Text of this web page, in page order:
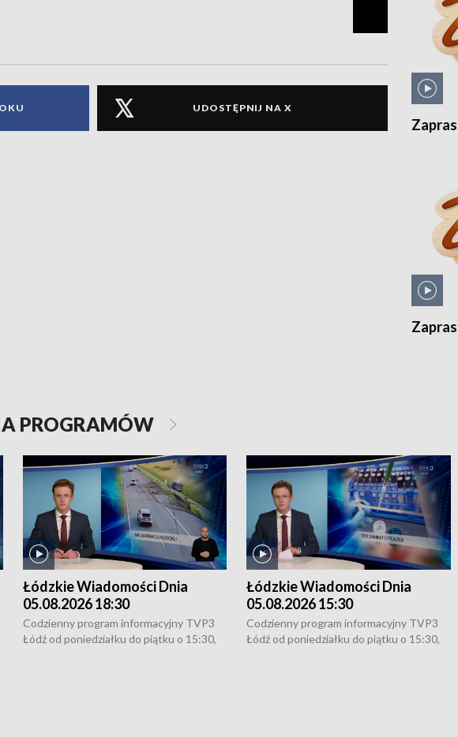
UDOSTĘPNIJ NA X
PROGRAMÓW
Łódzkie Wiadomości Dnia
05.08.2026 18:30
Codzienny program informacyjny TVP3
Łódź od poniedziałku do piątku o 15:30,
Łódzkie Wiadomości Dnia
05.08.2026 15:30
Codzienny program informacyjny TVP3
Łódź od poniedziałku do piątku o 15:30,